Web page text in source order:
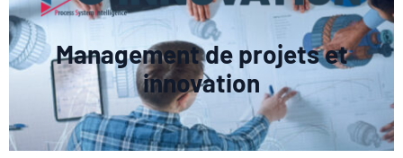
Management de projets et
innovation